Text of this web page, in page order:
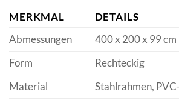
MERKMAL
DETAILS
Abmessungen
400 x 200 x 99 cm
Form
Rechteckig
Material
Stahlrahmen,